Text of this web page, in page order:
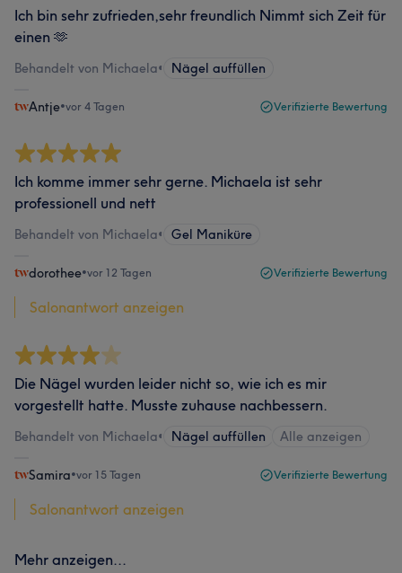
Ich bin sehr zufrieden,sehr freundlich Nimmt sich Zeit für
einen 🫶
Behandelt von Michaela• Nägel auffüllen
Antje•vor 4 Tagen Verifizierte Bewertung
Ich komme immer sehr gerne. Michaela ist sehr
professionell und nett
Behandelt von Michaela• Gel Maniküre
dorothee•vor 12 Tagen Verifizierte Bewertung
Salonantwort anzeigen
Die Nägel wurden leider nicht so, wie ich es mir
vorgestellt hatte. Musste zuhause nachbessern.
Behandelt von Michaela• Nägel auffüllen Alle anzeigen
Samira•vor 15 Tagen Verifizierte Bewertung
Salonantwort anzeigen
Mehr anzeigen...